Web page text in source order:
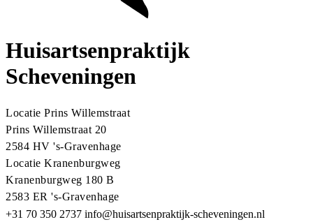
Telefonisch spreekuur E-consult
Huisartsenpraktijk
Scheveningen
Locatie Prins Willemstraat
Prins Willemstraat 20
2584 HV 's-Gravenhage
Locatie Kranenburgweg
Kranenburgweg 180 B
2583 ER 's-Gravenhage
+31 70 350 2737 info@huisartsenpraktijk-scheveningen.nl